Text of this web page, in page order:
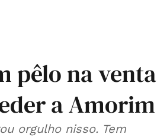
pêlo na venta
a Amorim
orgulho nisso. Tem